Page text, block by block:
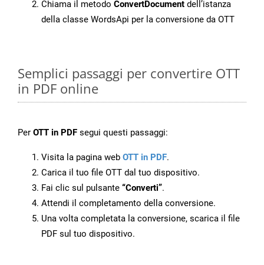
Chiama il metodo ConvertDocument dell’istanza
della classe WordsApi per la conversione da OTT
Semplici passaggi per convertire OTT
in PDF online
Per OTT in PDF segui questi passaggi:
Visita la pagina web OTT in PDF.
Carica il tuo file OTT dal tuo dispositivo.
Fai clic sul pulsante “Converti”.
Attendi il completamento della conversione.
Una volta completata la conversione, scarica il file
PDF sul tuo dispositivo.